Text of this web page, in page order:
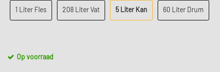
1 Liter Fles 208 Liter Vat 5 Liter Kan 60 Liter Drum
Op voorraad